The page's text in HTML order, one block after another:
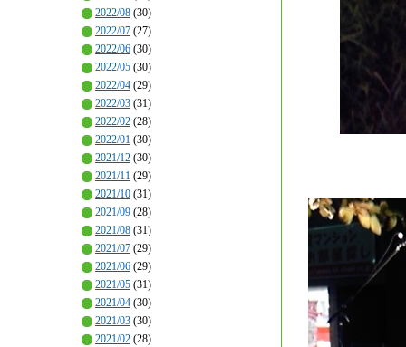
2022/08 (30)
2022/07 (27)
2022/06 (30)
2022/05 (30)
2022/04 (29)
2022/03 (31)
2022/02 (28)
2022/01 (30)
2021/12 (30)
2021/11 (29)
2021/10 (31)
2021/09 (28)
2021/08 (31)
2021/07 (29)
2021/06 (29)
2021/05 (31)
2021/04 (30)
2021/03 (30)
2021/02 (28)